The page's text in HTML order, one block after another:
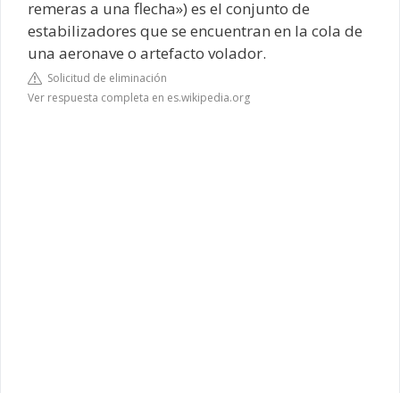
remeras a una flecha»​) es el conjunto de
estabilizadores que se encuentran en la cola de
una aeronave o artefacto volador.
Solicitud de eliminación
Ver respuesta completa en es.wikipedia.org